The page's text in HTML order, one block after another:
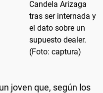
joven que, según los